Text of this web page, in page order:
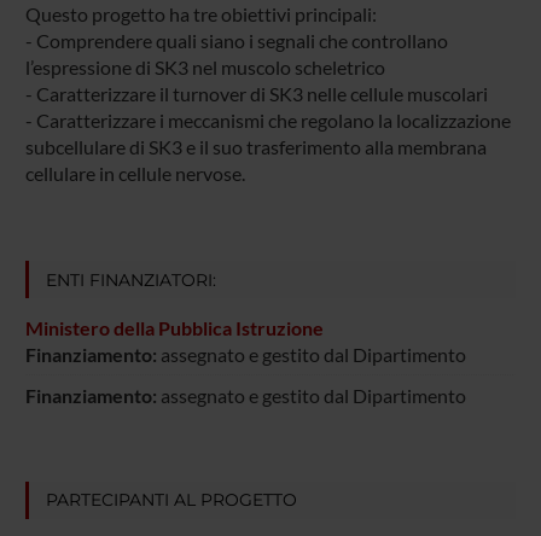
Questo progetto ha tre obiettivi principali:
- Comprendere quali siano i segnali che controllano
l’espressione di SK3 nel muscolo scheletrico
- Caratterizzare il turnover di SK3 nelle cellule muscolari
- Caratterizzare i meccanismi che regolano la localizzazione
subcellulare di SK3 e il suo trasferimento alla membrana
cellulare in cellule nervose.
ENTI FINANZIATORI:
Ministero della Pubblica Istruzione
Finanziamento: assegnato e gestito dal Dipartimento
Finanziamento: assegnato e gestito dal Dipartimento
PARTECIPANTI AL PROGETTO